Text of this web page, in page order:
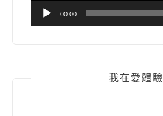
00:00
我在愛體驗